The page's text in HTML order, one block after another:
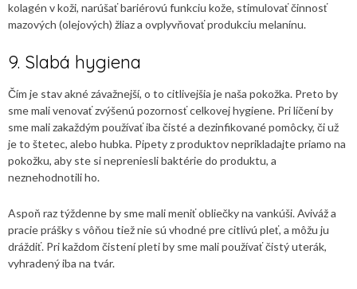
kolagén v koži, narúšať bariérovú funkciu kože, stimulovať činnosť
mazových (olejových) žliaz a ovplyvňovať produkciu melanínu.
9. Slabá hygiena
Čím je stav akné závažnejší, o to citlivejšia je naša pokožka. Preto by
sme mali venovať zvýšenú pozornosť celkovej hygiene. Pri líčení by
sme mali zakaždým používať iba čisté a dezinfikované pomôcky, či už
je to štetec, alebo hubka. Pipety z produktov neprikladajte priamo na
pokožku, aby ste si nepreniesli baktérie do produktu, a
neznehodnotili ho.
Aspoň raz týždenne by sme mali meniť obliečky na vankúši. Aviváž a
pracie prášky s vôňou tiež nie sú vhodné pre citlivú pleť, a môžu ju
dráždiť. Pri každom čistení pleti by sme mali používať čistý uterák,
vyhradený iba na tvár.